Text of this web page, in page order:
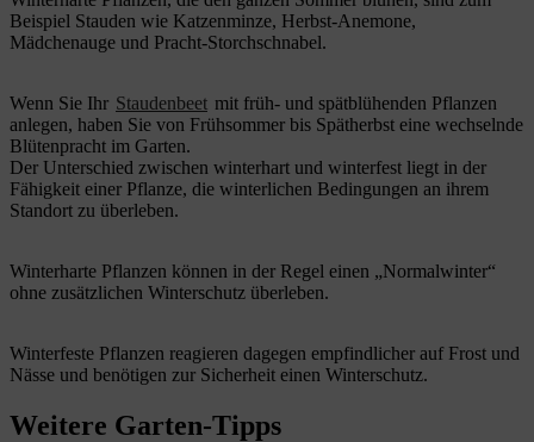
Beispiel Stauden wie Katzenminze, Herbst-Anemone,
Mädchenauge und Pracht-Storchschnabel.
Wenn Sie Ihr Staudenbeet mit früh- und spätblühenden Pflanzen
anlegen, haben Sie von Frühsommer bis Spätherbst eine wechselnde
Blütenpracht im Garten.
Der Unterschied zwischen winterhart und winterfest liegt in der
Fähigkeit einer Pflanze, die winterlichen Bedingungen an ihrem
Standort zu überleben.
Winterharte Pflanzen können in der Regel einen „Normalwinter“
ohne zusätzlichen Winterschutz überleben.
Winterfeste Pflanzen reagieren dagegen empfindlicher auf Frost und
Nässe und benötigen zur Sicherheit einen Winterschutz.
Weitere Garten-Tipps